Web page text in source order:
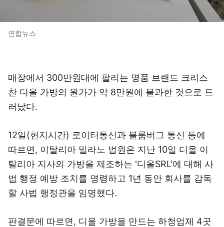
연합뉴스
매장에서 300만원대에 팔리는 명품 브랜드 크리스
찬 디올 가방의 원가가 약 8만원에 불과한 것으로 드
러났다.
12일(현지시간) 로이터통신과 블룸버그 통신 등에
따르면, 이탈리아 밀라노 법원은 지난 10일 디올 이
탈리아 지사의 가방을 제조하는 '디올SRL'에 대해 사
법 행정 예방 조치를 명령하고 1년 동안 회사를 감독
할 사법 행정관을 임명했다.
판결문에 따르면, 디올 가방을 만드는 하청업체 4곳